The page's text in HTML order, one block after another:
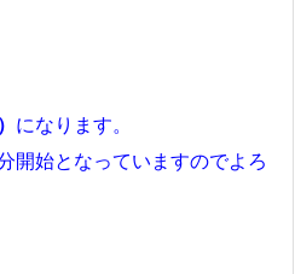
になります。
開始となっていますのでよろ